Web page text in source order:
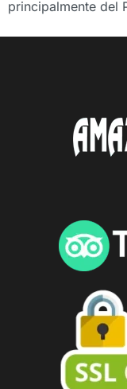
principalmente del